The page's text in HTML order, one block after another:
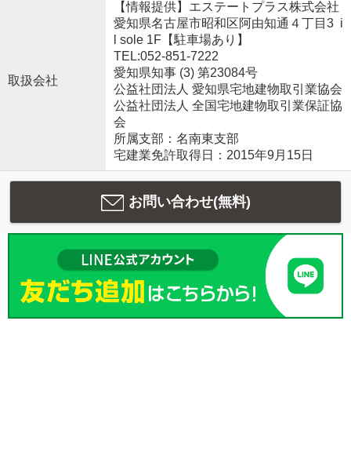
取扱会社
【情報提供】エステートプラス株式会社
愛知県名古屋市昭和区阿由知通４丁目3 i
l sole 1F【駐車場あり】
TEL:052-851-7222
愛知県知事 (3) 第23084号
公益社団法人 愛知県宅地建物取引業協会
公益社団法人 全国宅地建物取引業保証協
会
所属支部：名南東支部
宅建業免許取得日：2015年9月15日
お問い合わせ(無料)